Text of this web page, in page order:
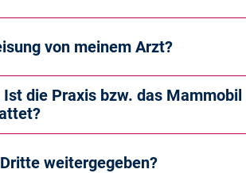
von meinem Arzt?
die Praxis bzw. das Mammobil
weitergegeben?